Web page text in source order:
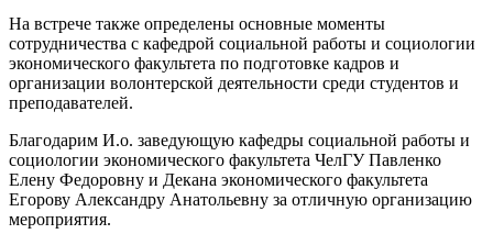
На встрече также определены основные моменты
сотрудничества с кафедрой социальной работы и социологии
экономического факультета по подготовке кадров и
организации волонтерской деятельности среди студентов и
преподавателей.
Благодарим И.о. заведующую кафедры социальной работы и
социологии экономического факультета ЧелГУ Павленко
Елену Федоровну и Декана экономического факультета
Егорову Александру Анатольевну за отличную организацию
мероприятия.